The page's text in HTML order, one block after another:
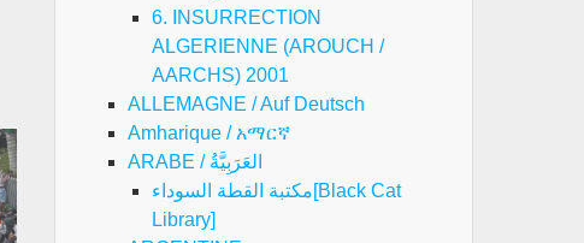
6. INSURRECTION
ALGERIENNE (AROUCH /
AARCHS) 2001
ALLEMAGNE / Auf Deutsch
Amharique / አማርኛ
ARABE / العَرَبِيَّةُ
مكتبة القطة السوداء[Black Cat
Library]